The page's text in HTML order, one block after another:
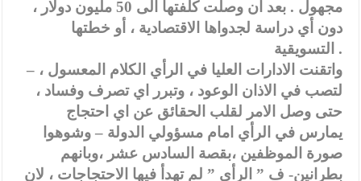
مجهول . بعد ان وصلت كلفتها الى 50 مليون دولار ،
دون أي دراسة لجدواها الاقتصادية ، أو خطتها
التسويقية .
– واتقنت الادارات العليا في الرأي الكلام المعسول ،
لتصب في الاذان الوعود ، وتبرر اي تصرف وفساد ،
حتى وصل الامر لقلب الحقائق عن اي احتجاج
يمارس في الرأي امام مسؤولي الدولة – وشوهوا
صورة الموظفين ،بقصة السادس عشر ،وبانهم
بطرانين- ف ” الرأي ” لم تهدأ فيها الاحتجاجات ، لان